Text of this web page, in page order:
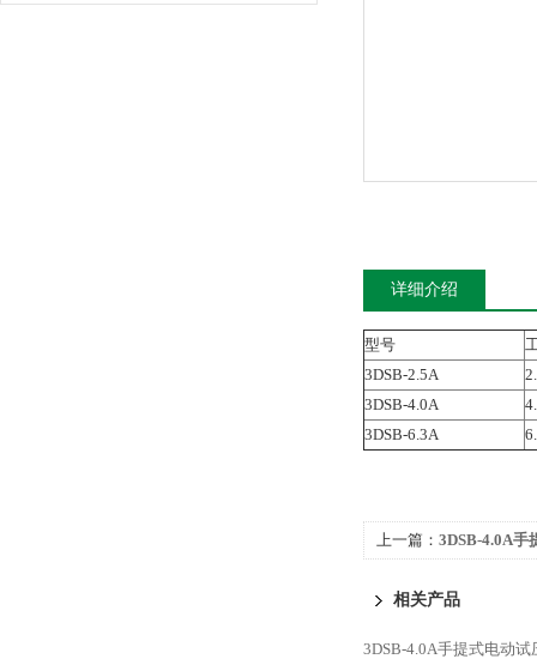
详细介绍
型号
3DSB-2.5A
3DSB-4.0A
3DSB-6.3A
上一篇： 3DSB-4.0A手
相关产品
3DSB-4.0A手提式电动试